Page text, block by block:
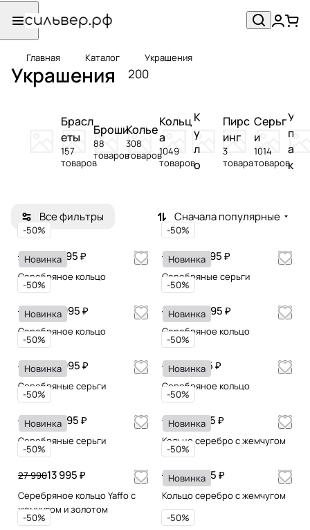
Главная Каталог Украшения
Украшения 200
Брасл
еты
157
товаров
Броши
88
товаров
Колье
308
товаров
Кольц
а
1049
товаров
К
у
л
о
Пирс
инг
3
товара
Серьг
и
1014
товаров
У
п
а
к
Все фильтры Сначала популярные
Новинка
-50%
13 495 ₽
26 990
Серебряное кольцо
Новинка
-50%
19 995 ₽
39 990
Серебряные серьги
Новинка
-50%
27 995 ₽
55 990
Серебряное кольцо
Новинка
-50%
22 095 ₽
44 190
Серебряное кольцо
Новинка
-50%
27 995 ₽
55 990
Серебряные серьги
Новинка
-50%
4 845 ₽
9 690
Серебряное кольцо
Новинка
-50%
27 395 ₽
54 790
Серебряные серьги
Новинка
-50%
8 845 ₽
17 690
Кольцо серебро с жемчугом
-50%
13 995 ₽
27 990
Серебряное кольцо Yaffo с
жемчугом и золотом
Новинка
-50%
5 245 ₽
10 490
Кольцо серебро с жемчугом
-50%
-50%